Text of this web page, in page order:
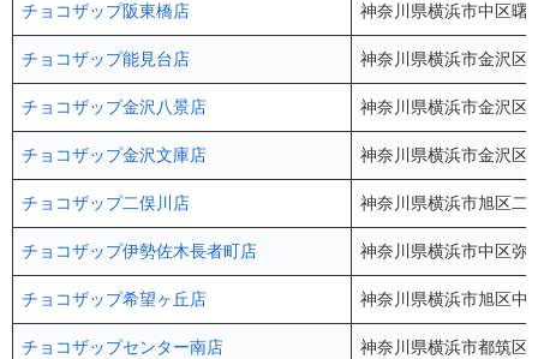
チョコザップ阪東橋店 神奈川県横浜市中区
チョコザップ能見台店 神奈川県横浜市金沢区
チョコザップ金沢八景店 神奈川県横浜市金沢
チョコザップ金沢文庫店 神奈川県横浜市金沢
チョコザップ二俣川店 神奈川県横浜市旭区
チョコザップ伊勢佐木長者町店 神奈川県横浜市中区
チョコザップ希望ヶ丘店 神奈川県横浜市旭区
チョコザップセンター南店 神奈川県横浜市都筑